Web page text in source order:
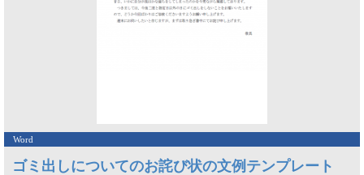
Word
ゴミ出しについてのお詫び状の文例テンプレート